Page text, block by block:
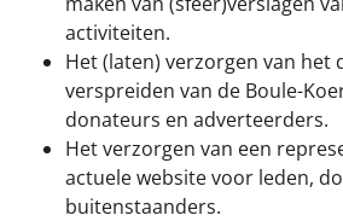
activiteiten.
Het (laten) verzorgen van het
verspreiden van de Boule-
donateurs en adverteerders.
Het verzorgen van een
actuele website voor leden,
buitenstaanders.